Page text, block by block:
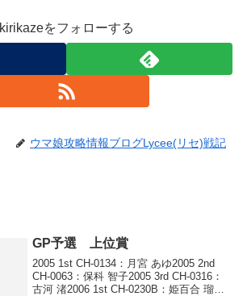
kirikazeをフォローする
ウマ娘攻略情報ブログLycee(リセ)戦記
GP予選 上位賞
2005 1st CH-0134：月宮 あゆ2005 2nd
CH-0063：保科 智子2005 3rd CH-0316：
古河 渚2006 1st CH-0230B：姫百合 瑠璃